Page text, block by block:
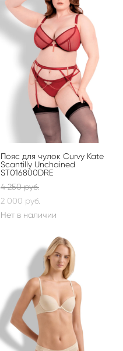
Пояс для чулок Curvy Kate
Scantilly Unchained
ST016800DRE
4 250 pуб.
2 000 pуб.
Нет в наличии